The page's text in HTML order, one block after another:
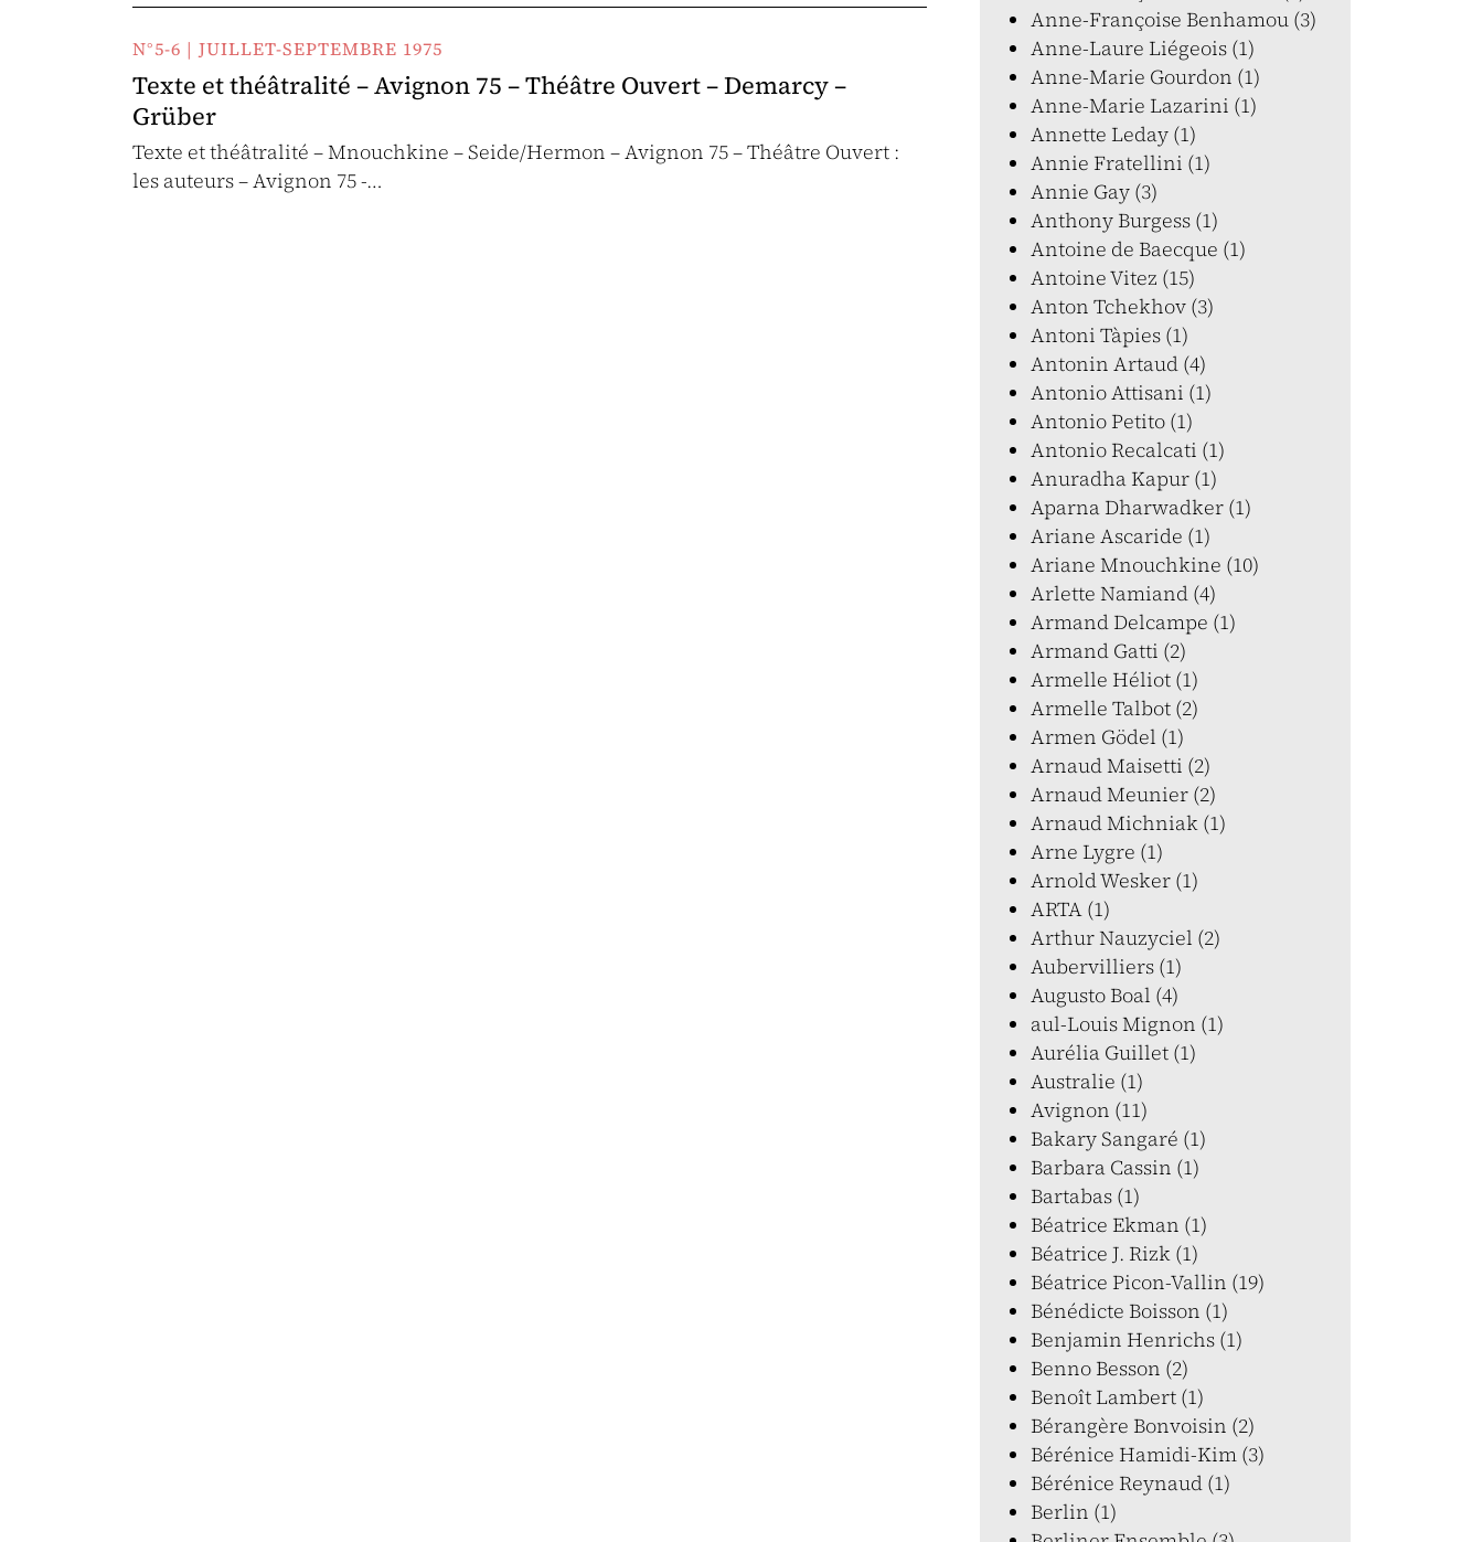
N°5-6 | JUILLET-SEPTEMBRE 1975
Texte et théâtralité – Avignon 75 – Théâtre Ouvert – Demarcy –
Grüber
Texte et théâtralité – Mnouchkine – Seide/Hermon – Avignon 75 – Théâtre Ouvert :
les auteurs – Avignon 75 -…
Anne-Françoise Benhamou (3)
Anne-Laure Liégeois (1)
Anne-Marie Gourdon (1)
Anne-Marie Lazarini (1)
Annette Leday (1)
Annie Fratellini (1)
Annie Gay (3)
Anthony Burgess (1)
Antoine de Baecque (1)
Antoine Vitez (15)
Anton Tchekhov (3)
Antoni Tàpies (1)
Antonin Artaud (4)
Antonio Attisani (1)
Antonio Petito (1)
Antonio Recalcati (1)
Anuradha Kapur (1)
Aparna Dharwadker (1)
Ariane Ascaride (1)
Ariane Mnouchkine (10)
Arlette Namiand (4)
Armand Delcampe (1)
Armand Gatti (2)
Armelle Héliot (1)
Armelle Talbot (2)
Armen Gödel (1)
Arnaud Maisetti (2)
Arnaud Meunier (2)
Arnaud Michniak (1)
Arne Lygre (1)
Arnold Wesker (1)
ARTA (1)
Arthur Nauzyciel (2)
Aubervilliers (1)
Augusto Boal (4)
aul-Louis Mignon (1)
Aurélia Guillet (1)
Australie (1)
Avignon (11)
Bakary Sangaré (1)
Barbara Cassin (1)
Bartabas (1)
Béatrice Ekman (1)
Béatrice J. Rizk (1)
Béatrice Picon-Vallin (19)
Bénédicte Boisson (1)
Benjamin Henrichs (1)
Benno Besson (2)
Benoît Lambert (1)
Bérangère Bonvoisin (2)
Bérénice Hamidi-Kim (3)
Bérénice Reynaud (1)
Berlin (1)